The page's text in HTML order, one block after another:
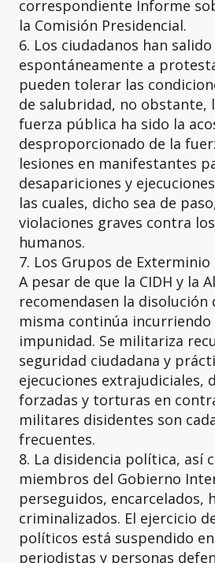
correspondiente Informe
la Comisión Presidencial.
6. Los ciudadanos han salido
espontáneamente a
pueden tolerar las
de salubridad, no obstante,
fuerza pública ha sido la
desproporcionado de la
lesiones en manifestantes
desapariciones y
las cuales, dicho sea de
violaciones graves contra
humanos.
7. Los Grupos de Exterminio
A pesar de que la CIDH y la
recomendasen la disolución
misma continúa incurriendo
impunidad. Se militariza
seguridad ciudadana y
ejecuciones extrajudiciales,
forzadas y torturas en
militares disidentes son
frecuentes.
8. La disidencia política, así
miembros del Gobierno
perseguidos, encarcelados,
criminalizados. El ejercicio
políticos está suspendido en
periodistas y personas